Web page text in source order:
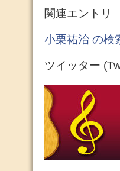
関連エントリ
小栗祐治 の検
ツイッター